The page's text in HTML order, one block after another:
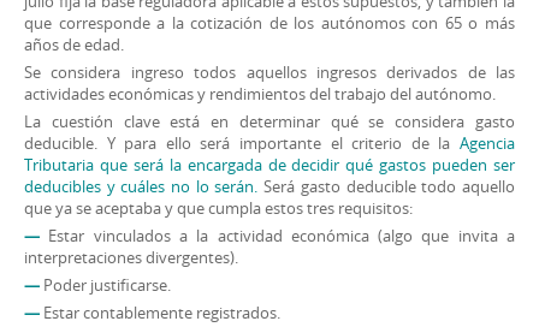
que corresponde a la cotización de los autónomos con 65 o más
años de edad.
Se considera ingreso todos aquellos ingresos derivados de las
actividades económicas y rendimientos del trabajo del autónomo.
La cuestión clave está en determinar qué se considera gasto
deducible. Y para ello será importante el criterio de la Agencia
Tributaria que será la encargada de decidir qué gastos pueden ser
deducibles y cuáles no lo serán. Será gasto deducible todo aquello
que ya se aceptaba y que cumpla estos tres requisitos:
— Estar vinculados a la actividad económica (algo que invita a
interpretaciones divergentes).
— Poder justificarse.
— Estar contablemente registrados.